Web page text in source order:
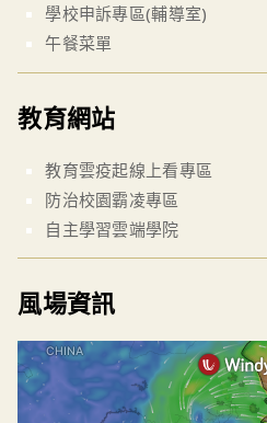
學校申訴專區(輔導室)
午餐菜單
教育網站
教育雲疫起線上看專區
防治校園霸凌專區
自主學習雲端學院
風場資訊